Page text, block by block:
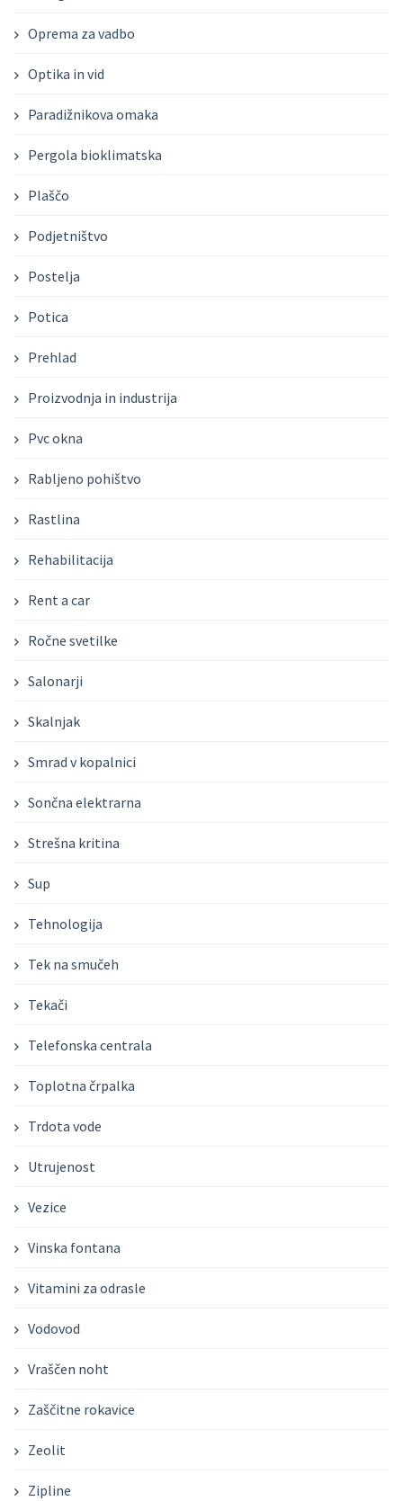
Oprema za vadbo
Optika in vid
Paradižnikova omaka
Pergola bioklimatska
Plaščo
Podjetništvo
Postelja
Potica
Prehlad
Proizvodnja in industrija
Pvc okna
Rabljeno pohištvo
Rastlina
Rehabilitacija
Rent a car
Ročne svetilke
Salonarji
Skalnjak
Smrad v kopalnici
Sončna elektrarna
Strešna kritina
Sup
Tehnologija
Tek na smučeh
Tekači
Telefonska centrala
Toplotna črpalka
Trdota vode
Utrujenost
Vezice
Vinska fontana
Vitamini za odrasle
Vodovod
Vraščen noht
Zaščitne rokavice
Zeolit
Zipline